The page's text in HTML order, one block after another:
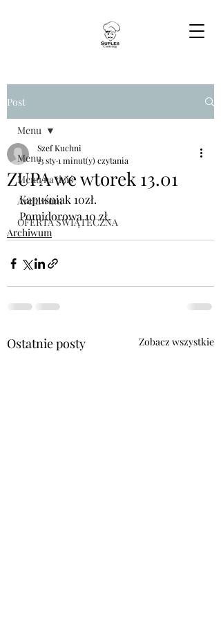
Post
Menu
Menu na dziś
Archiwum
OFERTA ŚWIĄTECZNA
Menu
ZUPA we wtorek 13.01
Szef Kuchni
13 sty1 minut(y) czytania
Kapuśniak 10zł.
Pomidorowa 10 zł.
Archiwum
Ostatnie posty Zobacz wszystkie